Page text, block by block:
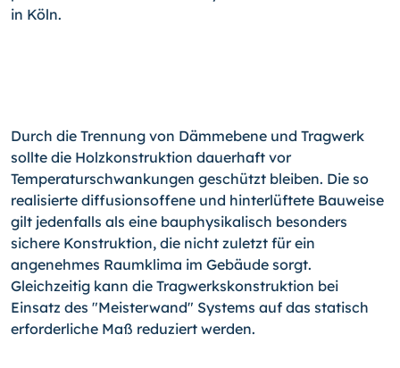
in Köln.
Durch die Trennung von Dämmebene und Tragwerk
sollte die Holzkonstruktion dauerhaft vor
Temperaturschwankungen geschützt bleiben. Die so
realisierte diffusionsoffene und hinterlüftete Bauweise
gilt jedenfalls als eine bauphysikalisch besonders
sichere Konstruktion, die nicht zuletzt für ein
angenehmes Raumklima im Gebäude sorgt.
Gleichzeitig kann die Tragwerkskonstruktion bei
Einsatz des "Meisterwand" Systems auf das statisch
erforderliche Maß reduziert werden.